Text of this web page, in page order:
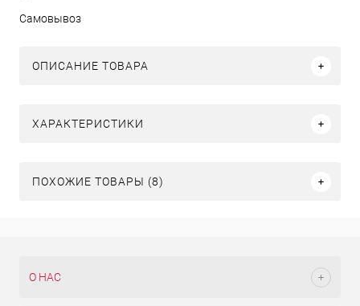
Самовывоз
ОПИСАНИЕ ТОВАРА
ХАРАКТЕРИСТИКИ
ПОХОЖИЕ ТОВАРЫ (8)
О НАС